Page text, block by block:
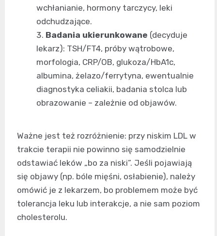
wchłanianie, hormony tarczycy, leki
odchudzające.
Badania ukierunkowane (decyduje
lekarz): TSH/FT4, próby wątrobowe,
morfologia, CRP/OB, glukoza/HbA1c,
albumina, żelazo/ferrytyna, ewentualnie
diagnostyka celiakii, badania stolca lub
obrazowanie – zależnie od objawów.
Ważne jest też rozróżnienie: przy niskim LDL w
trakcie terapii nie powinno się samodzielnie
odstawiać leków „bo za niski”. Jeśli pojawiają
się objawy (np. bóle mięśni, osłabienie), należy
omówić je z lekarzem, bo problemem może być
tolerancja leku lub interakcje, a nie sam poziom
cholesterolu.